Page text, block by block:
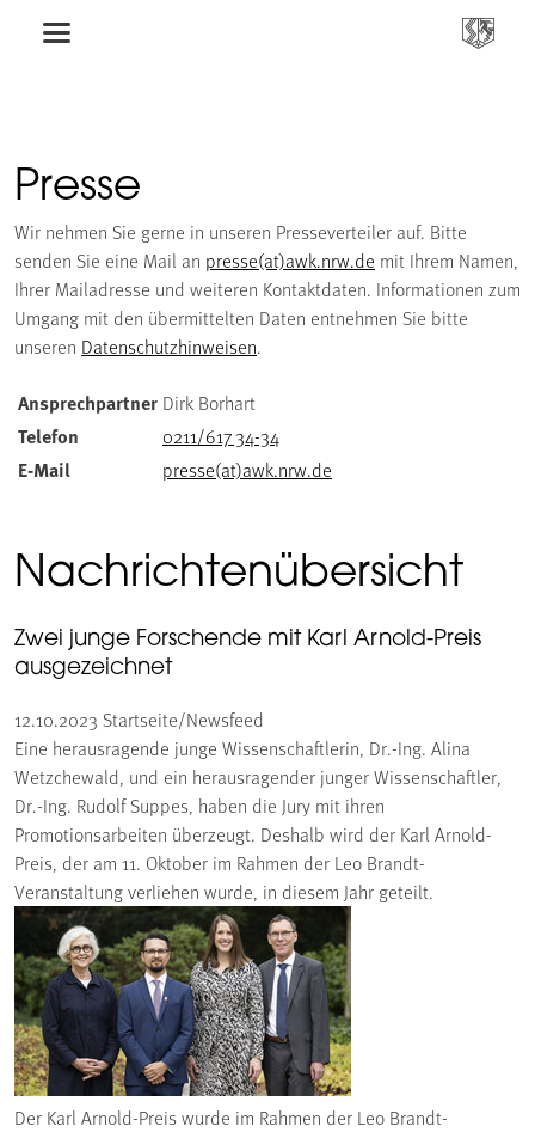
Presse
Wir nehmen Sie gerne in unseren Presseverteiler auf. Bitte
senden Sie eine Mail an presse(at)awk.nrw.de mit Ihrem Namen,
Ihrer Mailadresse und weiteren Kontaktdaten. Informationen zum
Umgang mit den übermittelten Daten entnehmen Sie bitte
unseren Datenschutzhinweisen.
Ansprechpartner Dirk Borhart
Telefon 0211/617 34-34
E-Mail presse(at)awk.nrw.de
Nachrichtenübersicht
Zwei junge Forschende mit Karl Arnold-Preis
ausgezeichnet
12.10.2023 Startseite/Newsfeed
Eine herausragende junge Wissenschaftlerin, Dr.-Ing. Alina
Wetzchewald, und ein herausragender junger Wissenschaftler,
Dr.-Ing. Rudolf Suppes, haben die Jury mit ihren
Promotionsarbeiten überzeugt. Deshalb wird der Karl Arnold-
Preis, der am 11. Oktober im Rahmen der Leo Brandt-
Veranstaltung verliehen wurde, in diesem Jahr geteilt.
Der Karl Arnold-Preis wurde im Rahmen der Leo Brandt-